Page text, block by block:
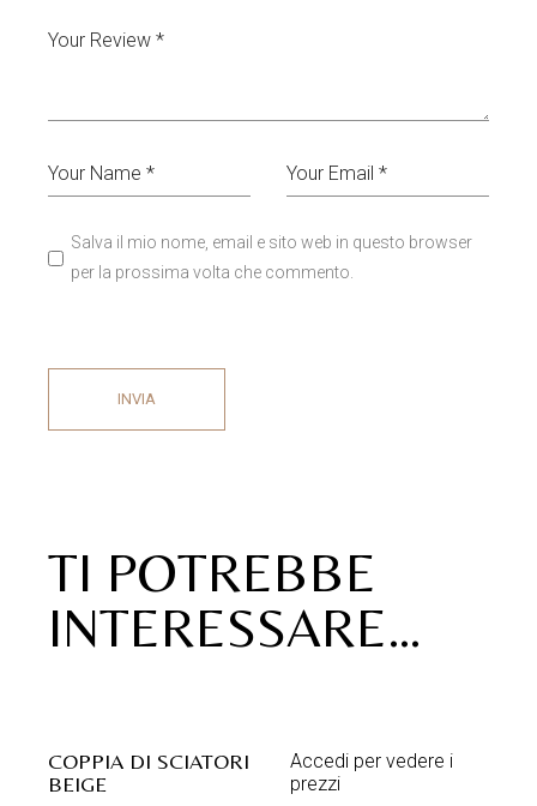
Salva il mio nome, email e sito web in questo browser
per la prossima volta che commento.
INVIA
TI POTREBBE
INTERESSARE…
COPPIA DI SCIATORI
BEIGE
Accedi per vedere i
prezzi